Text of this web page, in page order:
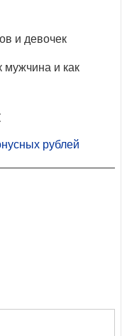
и девочек
мужчина и как
рублей